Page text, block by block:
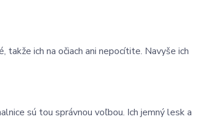
takže ich na očiach ani nepocítite. Navyše ich
sú tou správnou voľbou. Ich jemný lesk a